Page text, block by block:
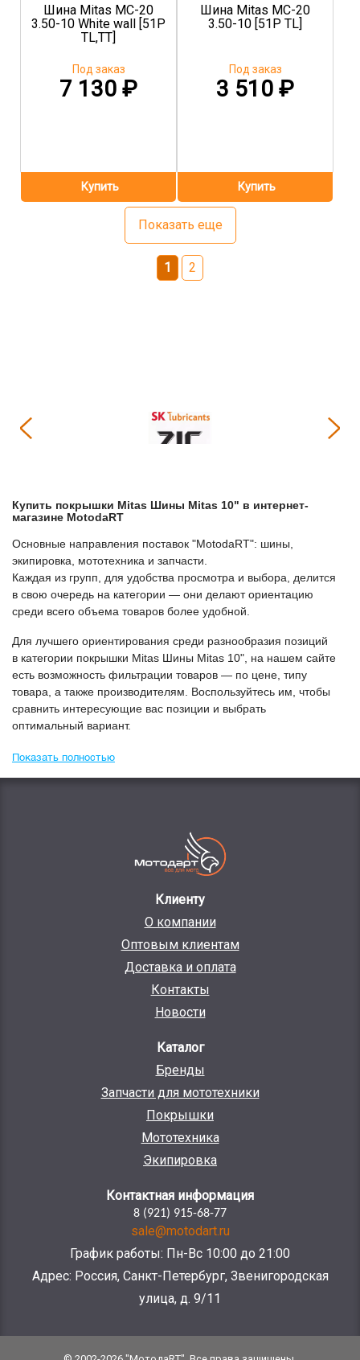
Шина Mitas MC-20
3.50-10 White wall [51P
TL,TT]
7 130 ₽
Под заказ
Шина Mitas MC-20
3.50-10 [51P TL]
3 510₽
Под заказ
Показать еще
1 2
Купить Покрышки Mitas Шины Mitas 10" в интернет-
магазине МоtodaRT
Основные направления поставок "МоtodaRT": шины,
экипировка, мототехника и запчасти.
Каждая из групп, для удобства просмотра и выбора, делится
в свою очередь на категории — они делают ориентацию
среди всего объема товаров более удобной.
Для лучшего ориентирования среди разнообразия позиций
в категории
Покрышки Mitas Шины Mitas 10" , на нашем сайте
есть возможность фильтрации товаров — по цене, типу
товара, а также производителям. Воспользуйтесь им, чтобы
сравнить интересующие вас позиции и выбрать
оптимальный вариант.
Показать полностью
Клиенту
О компании
Оптовым клиентам
Доставка и оплата
Контакты
Новости
Каталог
Бренды
Запчасти для мототехники
Покрышки
Мототехника
Экипировка
Контактная информация
8 (921) 915-68-77
sale@motodart.ru
График работы: Пн-Вс 10:00 до 21:00
Адрес: Россия, Санкт-Петербург, Звенигородская
улица, д. 9/11